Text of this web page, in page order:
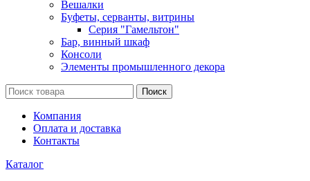
Вешалки
Буфеты, серванты, витрины
Серия "Гамельтон"
Бар, винный шкаф
Консоли
Элементы промышленного декора
Поиск
Компания
Оплата и доставка
Контакты
Каталог